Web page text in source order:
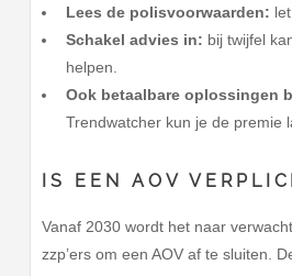
Lees de polisvoorwaarden:
Schakel advies in: bij twijfel
helpen.
Ook betaalbare oplossingen
Trendwatcher kun je de premie
IS EEN AOV
Vanaf 2030 wordt het naar
zzp’ers om een AOV af te sluiten.